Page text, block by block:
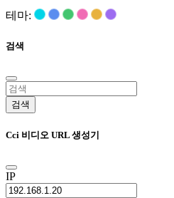
테마:
검색
검색
Cci 비디오 URL 생성기
IP